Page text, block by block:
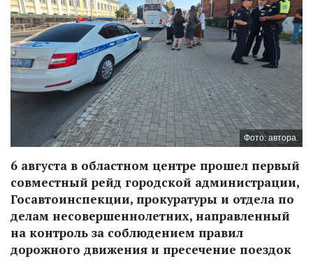
Фото: автора.
6 августа в областном центре прошел первый
совместный рейд городской администрации,
Госавтоинспекции, прокуратуры и отдела по
делам несовершеннолетних, направленный
на контроль за соблюдением правил
дорожного движения и пресечение поездок